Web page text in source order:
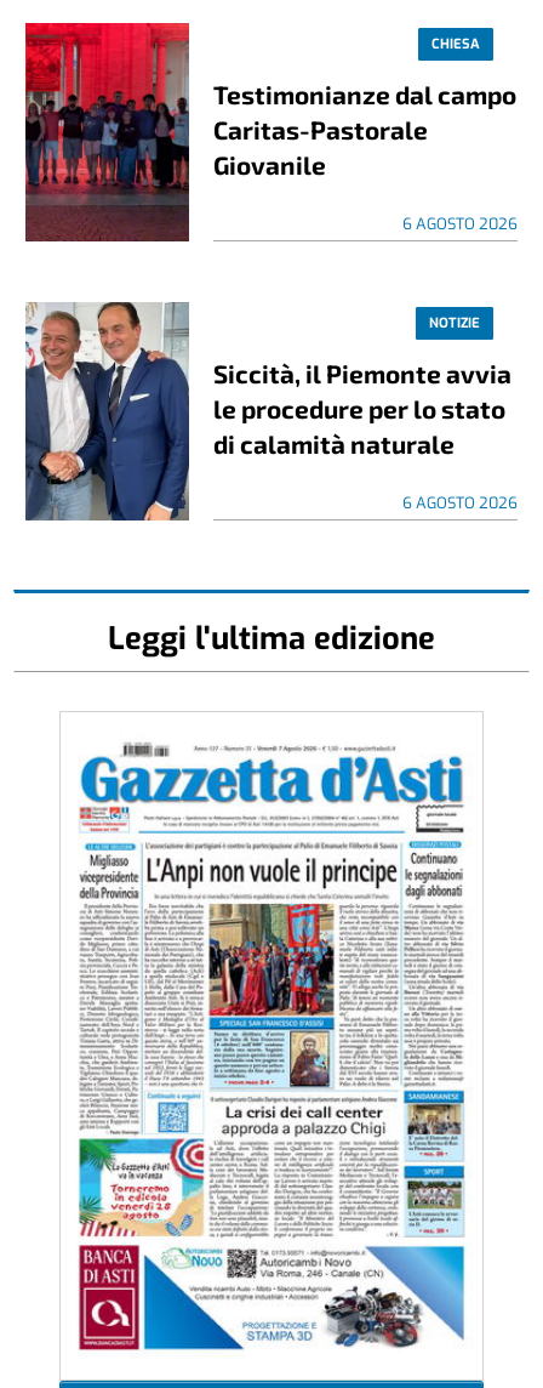
CHIESA
Testimonianze dal campo
Caritas-Pastorale
Giovanile
6 AGOSTO 2026
NOTIZIE
Siccità, il Piemonte avvia
le procedure per lo stato
di calamità naturale
6 AGOSTO 2026
Leggi l'ultima edizione